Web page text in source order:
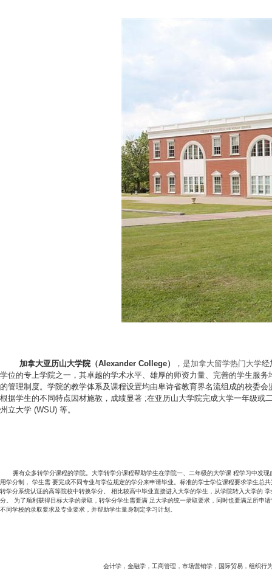
加拿大亚历山大学院 （Alexander College） ， 是加拿大留学热门大学经
学位的专上学院之一，其卓越的学术水平、雄厚的师资力量、完善的学生服
的管理制度。学院的教学体系及课程设置均由卑诗省教育界名流组成的校委
根据学生的不同特点因材施教，成绩显著 ;在亚历山大学院完成大学一年级
州立大学 (WSU) 等。
拥有众多转学分课程的学院。大学转学分课程帮助学生在学院一、二年级的大学课 程学习中发现
用学分制， 学生需 要完成不同专业与学位规定的学分来申请毕业。标准的学士学位课程要求学生
转学分系统认证的高等院校中转换学分。 相比较高中毕业直接进入大学的学生，从学院转入大学的
分。 为了顺利获得目标大学的录取，转学分学生需要满 足大学的统一录取要求，同时也要满足所
不同学校的录取要求及专业要求，并帮助学生量身制定学习计划。
会计学，金融学，工商管理，市场营销学，国际贸易，组织行